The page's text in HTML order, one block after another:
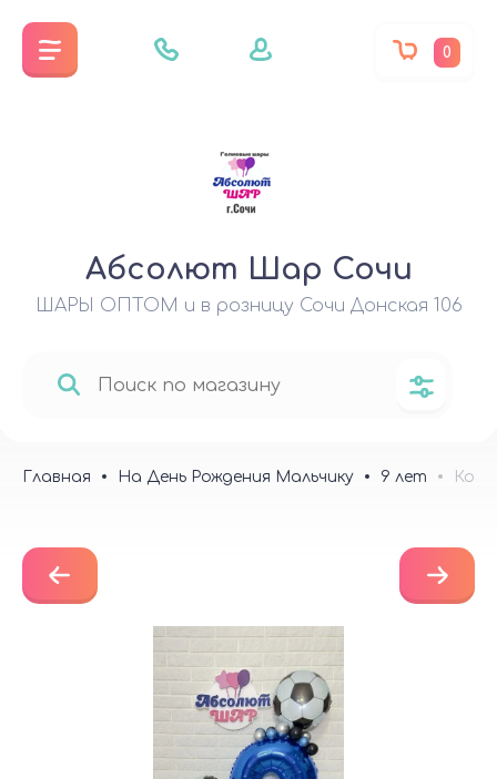
Абсолют Шар Сочи
ШАРЫ ОПТОМ и в розницу Сочи Донская 106
0
Главная На День Рождения Мальчику 9 лет